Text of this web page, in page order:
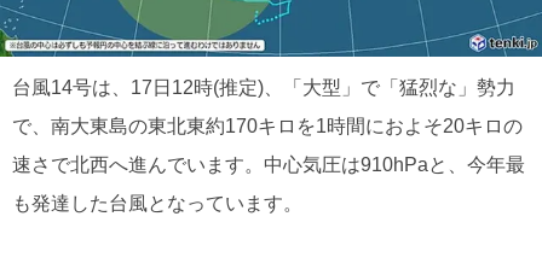
台風14号は、17日12時(推定)、「大型」で「猛烈な」勢力
で、南大東島の東北東約170キロを1時間におよそ20キロの
速さで北西へ進んでいます。中心気圧は910hPaと、今年最
も発達した台風となっています。